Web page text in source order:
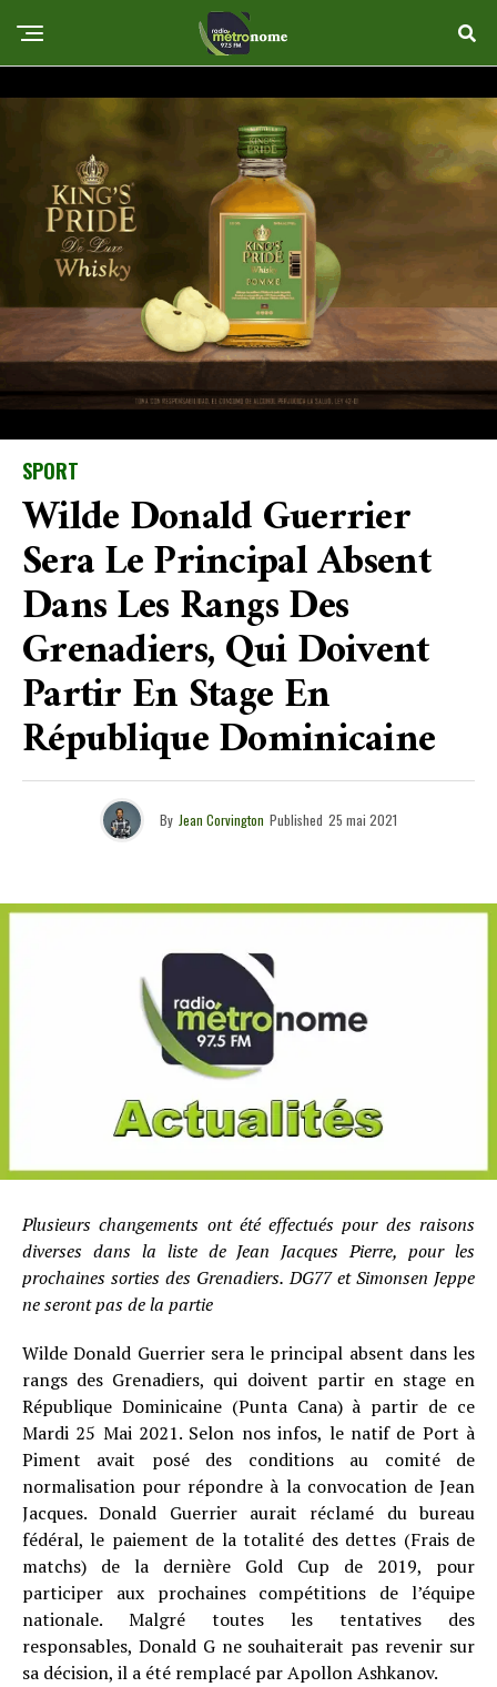
SPORT
Wilde Donald Guerrier
Sera Le Principal Absent
Dans Les Rangs Des
Grenadiers, Qui Doivent
Partir En Stage En
République Dominicaine
By Jean Corvington Published 25 mai 2021
Plusieurs changements ont été effectués pour des raisons
diverses dans la liste de Jean Jacques Pierre, pour les
prochaines sorties des Grenadiers. DG77 et Simonsen Jeppe
ne seront pas de la partie
Wilde Donald Guerrier sera le principal absent dans les
rangs des Grenadiers, qui doivent partir en stage en
République Dominicaine (Punta Cana) à partir de ce
Mardi 25 Mai 2021. Selon nos infos, le natif de Port à
Piment avait posé des conditions au comité de
normalisation pour répondre à la convocation de Jean
Jacques. Donald Guerrier aurait réclamé du bureau
fédéral, le paiement de la totalité des dettes (Frais de
matchs) de la dernière Gold Cup de 2019, pour
participer aux prochaines compétitions de l’équipe
nationale. Malgré toutes les tentatives des
responsables, Donald G ne souhaiterait pas revenir sur
sa décision, il a été remplacé par Apollon Ashkanov.